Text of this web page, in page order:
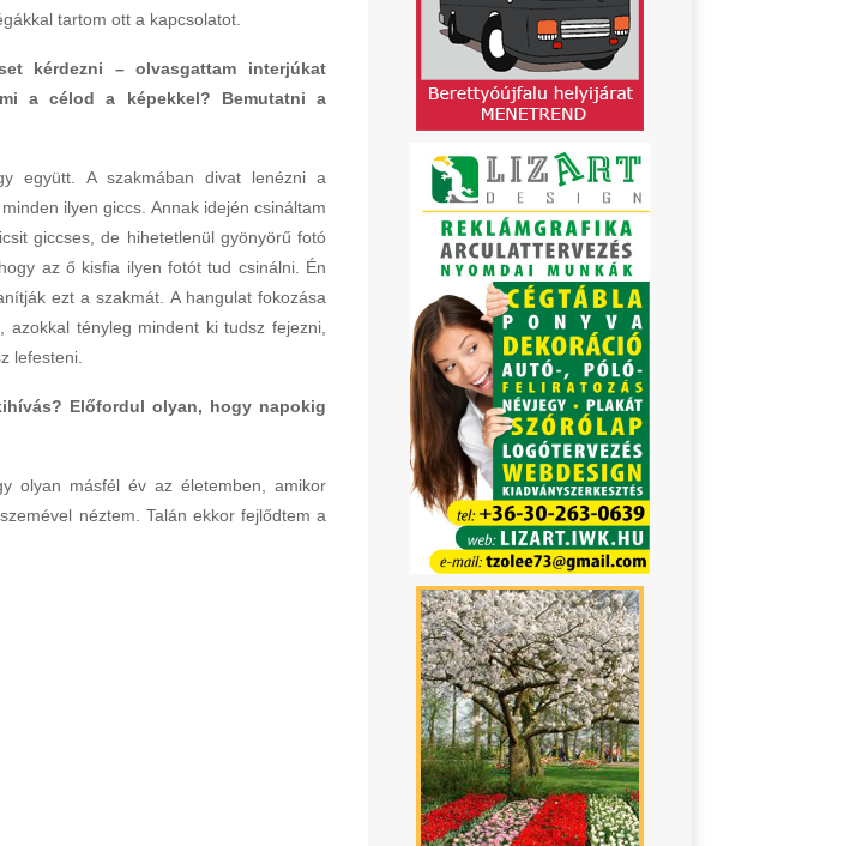
tartom ott a kapcsolatot.
kérdezni – olvasgattam interjúkat
a célod a képekkel? Bemutatni a
együtt. A szakmában divat lenézni a
ilyen giccs. Annak idején csináltam
giccses, de hihetetlenül gyönyörű fotó
az ő kisfia ilyen fotót tud csinálni. Én
ezt a szakmát. A hangulat fokozása
tényleg mindent ki tudsz fejezni,
lefesteni.
Előfordul olyan, hogy napokig
olyan másfél év az életemben, amikor
néztem. Talán ekkor fejlődtem a